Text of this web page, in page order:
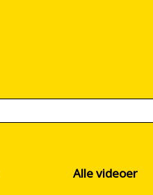
Alle videoer